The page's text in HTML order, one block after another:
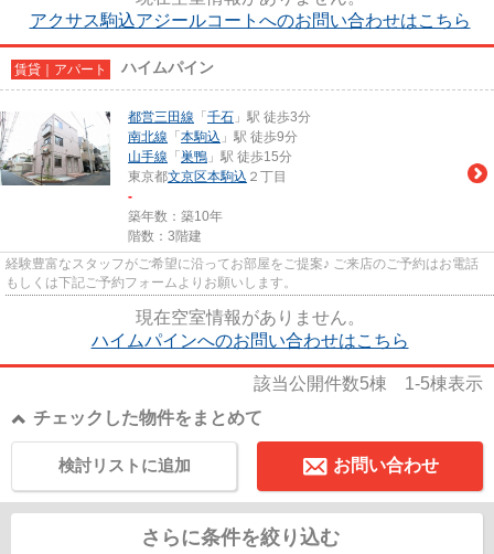
アクサス駒込アジールコートへのお問い合わせはこちら
賃貸｜アパート ハイムパイン
都営三田線 「 千石 」駅 徒歩3分
南北線 「 本駒込 」駅 徒歩9分
山手線 「 巣鴨 」駅 徒歩15分
東京都文京区本駒込 ２丁目
-
築年数：築10年
階数：3階建
経験豊富なスタッフがご希望に沿ってお部屋をご提案♪ ご来店のご予約はお電話
もしくは下記ご予約フォームよりお願いします。
現在空室情報がありません。
ハイムパインへのお問い合わせはこちら
該当公開件数5棟 1-5棟表示
チェックした物件をまとめて
お問い合わせ
検討リストに追加
さらに条件を絞り込む